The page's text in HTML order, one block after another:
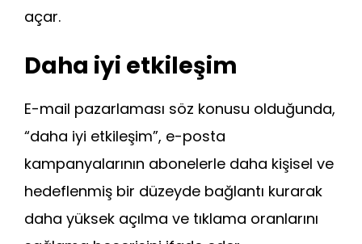
açar.
Daha iyi etkileşim
E-mail pazarlaması söz konusu olduğunda,
“daha iyi etkileşim”, e-posta
kampanyalarının abonelerle daha kişisel ve
hedeflenmiş bir düzeyde bağlantı kurarak
daha yüksek açılma ve tıklama oranlarını